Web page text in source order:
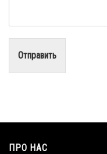
Отправить
ПРО НАС